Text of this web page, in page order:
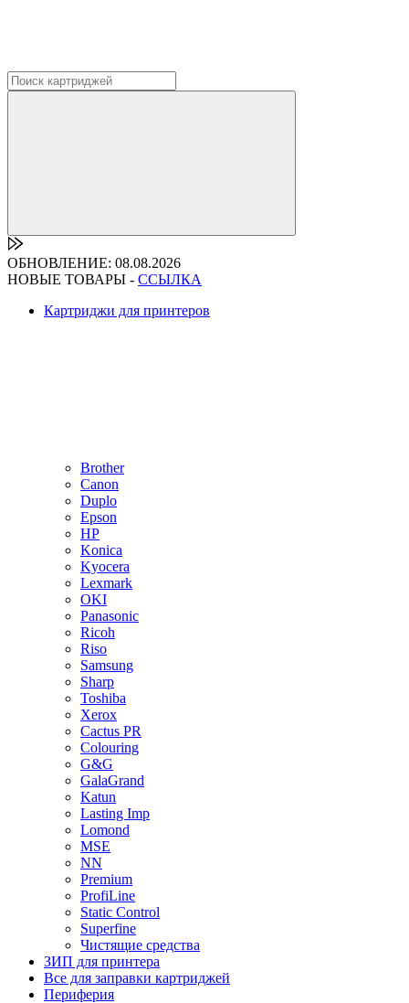
ОБНОВЛЕНИЕ: 08.08.2026
НОВЫЕ ТОВАРЫ - ССЫЛКА
Картриджи для принтеров
Brother
Canon
Duplo
Epson
HP
Konica
Kyocera
Lexmark
OKI
Panasonic
Ricoh
Riso
Samsung
Sharp
Toshiba
Xerox
Cactus PR
Colouring
G&G
GalaGrand
Katun
Lasting Imp
Lomond
MSE
NN
Premium
ProfiLine
Static Control
Superfine
Чистящие средства
ЗИП для принтера
Все для заправки картриджей
Периферия